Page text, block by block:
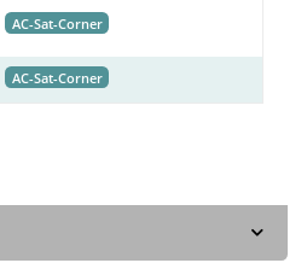
AC-Sat-Corner
AC-Sat-Corner